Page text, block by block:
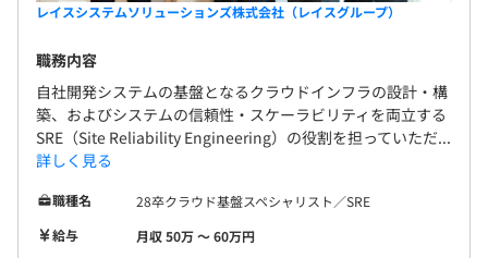
レイスシステムソリューションズ株式会社（レイスグループ）
職務内容
自社開発システムの基盤となるクラウドインフラの設計・構
築、およびシステムの信頼性・スケーラビリティを両立する
SRE（Site Reliability Engineering）の役割を担っていただ...
詳しく見る
職種名
28卒クラウド基盤スペシャリスト／SRE
給与
月収 50万 〜 60万円